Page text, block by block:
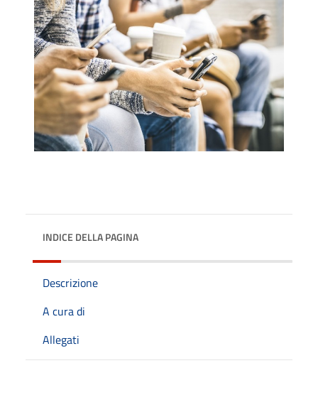
INDICE DELLA PAGINA
Descrizione
A cura di
Allegati